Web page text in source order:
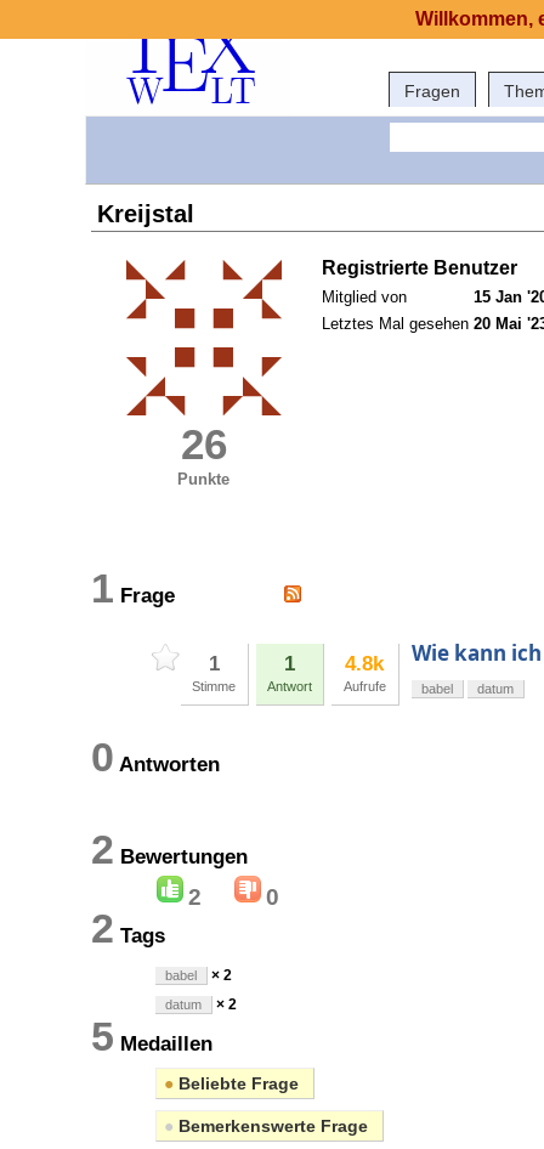
Fragen
Kreijstal
26
Punkte
Registrierte Benutzer
Mitglied von
15 Jan
Letztes Mal gesehen 20 Mai
1 Frage
1
Stimme
1
Antwort
4.8k
Aufrufe
Wie kann
babel datum
0 Antworten
2 Bewertungen
2 0
2 Tags
babel × 2
datum × 2
5 Medaillen
● Beliebte Frage
● Bemerkenswerte Frage
Willkommen,